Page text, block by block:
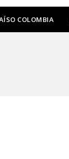
COLOMBIA